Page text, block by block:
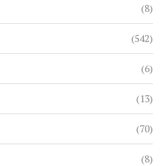
(8)
(542)
(6)
(13)
(70)
(8)